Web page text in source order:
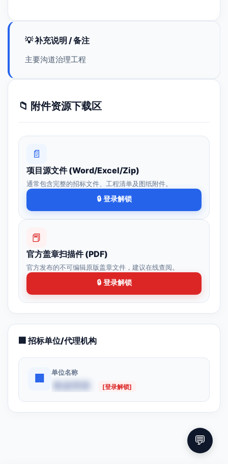
💡 补充说明 / 备注
主要沟道治理工程
📁 附件资源下载区
📄
项目源文件 (Word/Excel/Zip)
通常包含完整的招标文件、工程清单及图纸附件。
🔒 登录解锁
📕
官方盖章扫描件 (PDF)
官方发布的不可编辑原版盖章文件，建议在线查阅。
🔒 登录解锁
🏢 招标单位/代理机构
🏢
单位名称
[登录解锁]
💬